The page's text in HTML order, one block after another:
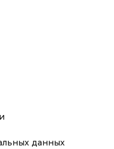
данных